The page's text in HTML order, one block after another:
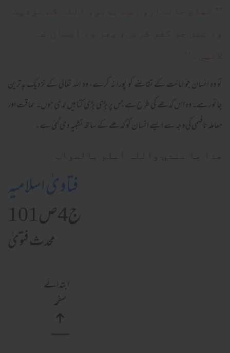
’’ تمام جانداروں سے بدتر، اللہ کے نزدیک
وه ہیں جو کفر کریں، پھر وه ایمان نہ
ﻻئیں۔‘‘
تو وہ انسان جو امانت کے تقاضے کو پورا نہ کرے، وہ اللہ تعالیٰ کے نزدیک بدترین
جانور ہے۔ وہ اس گدھے کی طرح ہے جس پر بڑی بڑی کتابیں لدی ہوں۔ حماقت اور
معاملہ نافہمی کی وجہ سے ایسے انسان کو گدھے کے ساتھ تشبیہ دی گئی ہے۔
ھذا ما عندي واللہ أعلم بالصواب
فتاویٰ اسلامیہ
ج4ص101
محدث فتویٰ
ابتدائے
صفحہ